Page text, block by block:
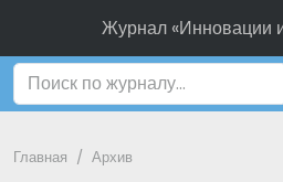
Журнал «Инновации
Главная Архив